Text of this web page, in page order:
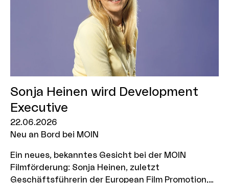
Interessierten den Hochschultag geben.
Sonja Heinen wird Development
Executive
22.06.2026
Neu an Bord bei MOIN
Ein neues, bekanntes Gesicht bei der MOIN
Filmförderung: Sonja Heinen, zuletzt
Geschäftsführerin der European Film Promotion,